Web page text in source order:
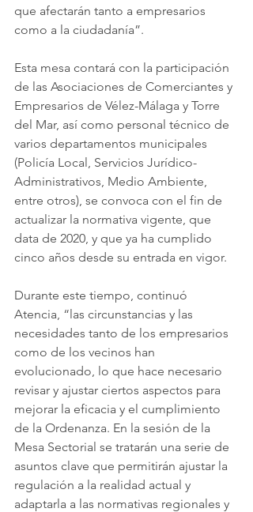
que afectarán tanto a empresarios
como a la ciudadanía”.
Esta mesa contará con la participación
de las Asociaciones de Comerciantes y
Empresarios de Vélez-Málaga y Torre
del Mar, así como personal técnico de
varios departamentos municipales
(Policía Local, Servicios Jurídico-
Administrativos, Medio Ambiente,
entre otros), se convoca con el fin de
actualizar la normativa vigente, que
data de 2020, y que ya ha cumplido
cinco años desde su entrada en vigor.
Durante este tiempo, continuó
Atencia, “las circunstancias y las
necesidades tanto de los empresarios
como de los vecinos han
evolucionado, lo que hace necesario
revisar y ajustar ciertos aspectos para
mejorar la eficacia y el cumplimiento
de la Ordenanza. En la sesión de la
Mesa Sectorial se tratarán una serie de
asuntos clave que permitirán ajustar la
regulación a la realidad actual y
adaptarla a las normativas regionales y